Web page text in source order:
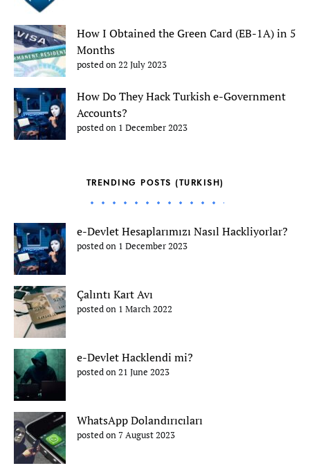
How I Obtained the Green Card (EB-1A) in 5
Months
posted on 22 July 2023
How Do They Hack Turkish e-Government
Accounts?
posted on 1 December 2023
TRENDING POSTS (TURKISH)
e-Devlet Hesaplarımızı Nasıl Hackliyorlar?
posted on 1 December 2023
Çalıntı Kart Avı
posted on 1 March 2022
e-Devlet Hacklendi mi?
posted on 21 June 2023
WhatsApp Dolandırıcıları
posted on 7 August 2023